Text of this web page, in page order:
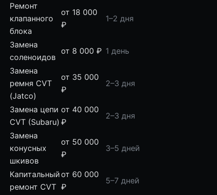
Ремонт
клапанного
блока
от 18 000
₽
1–2 дня
Замена
соленоидов
от 8 000 ₽ 1 день
Замена
ремня CVT
(Jatco)
от 35 000
₽
2–3 дня
Замена цепи
CVT (Subaru)
от 40 000
₽
2–3 дня
Замена
конусных
шкивов
от 50 000
₽
3–5 дней
Капитальный
ремонт CVT
от 60 000
₽
5–7 дней